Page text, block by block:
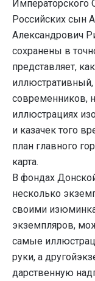
Императорского
Российских сын
Александрович
сохранены в
представляет,
современников,
иллюстрациях
и казачек того
план главного
карта.
В фондах
несколько
своими
экземпляров,
самые
руки, а
дарственную